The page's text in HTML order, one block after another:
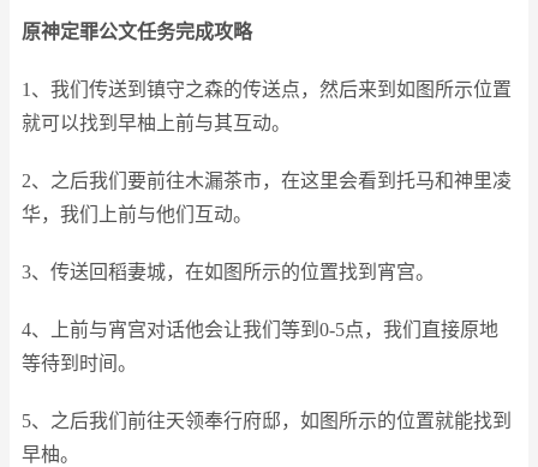
原神定罪公文任务完成攻略
1、我们传送到镇守之森的传送点，然后来到如图所示位置
就可以找到早柚上前与其互动。
2、之后我们要前往木漏茶市，在这里会看到托马和神里凌
华，我们上前与他们互动。
3、传送回稻妻城，在如图所示的位置找到宵宫。
4、上前与宵宫对话他会让我们等到0-5点，我们直接原地
等待到时间。
5、之后我们前往天领奉行府邸，如图所示的位置就能找到
早柚。